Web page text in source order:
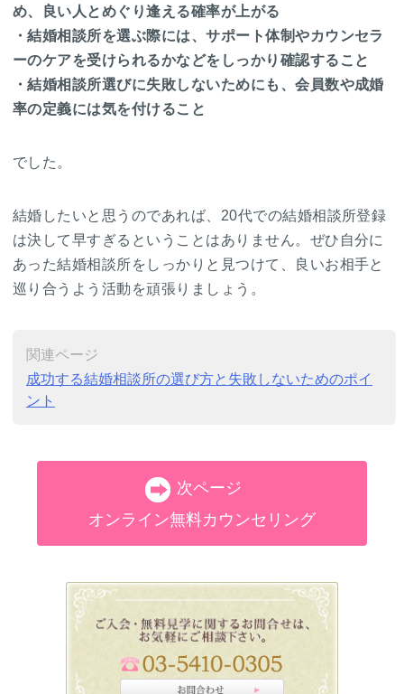
め、良い人とめぐり逢える確率が上がる
・結婚相談所を選ぶ際には、サポート体制やカウンセラ
ーのケアを受けられるかなどをしっかり確認すること
・結婚相談所選びに失敗しないためにも、会員数や成婚
率の定義には気を付けること
でした。
結婚したいと思うのであれば、20代での結婚相談所登録
は決して早すぎるということはありません。ぜひ自分に
あった結婚相談所をしっかりと見つけて、良いお相手と
巡り合うよう活動を頑張りましょう。
関連ページ
成功する結婚相談所の選び方と失敗しないためのポイ
ント
次ページ
オンライン無料カウンセリング